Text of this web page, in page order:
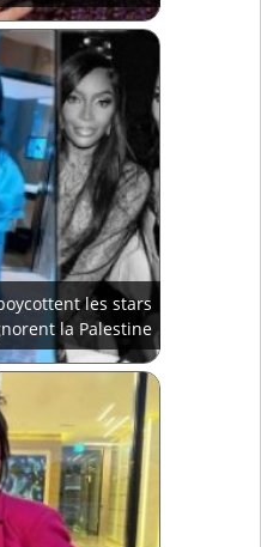
les stars
la Palestine